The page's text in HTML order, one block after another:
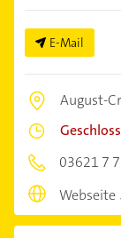
E-Mail
August-
03621 7
Webseite